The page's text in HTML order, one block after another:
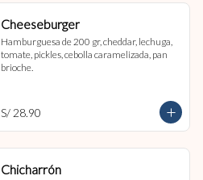
Cheeseburger
Hamburguesa de 200 gr, cheddar, lechuga,
tomate, pickles, cebolla caramelizada, pan
brioche.
S/ 28.90
Chicharrón